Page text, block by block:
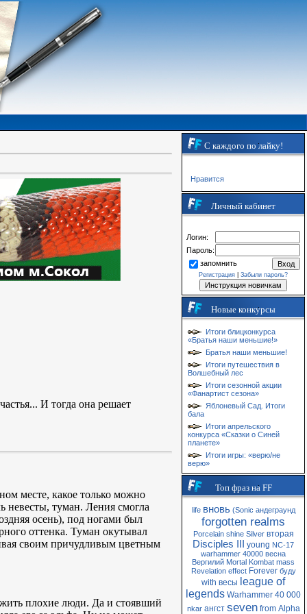
И тогда она решает
месте, какое только можно
невесты, туман. Ления смогла
осень), под ногами был
оттенка. Туман окутывал
своим причудливым цветным
жить плохие люди. Да и стоявший
С каждого по лайку!
Нравится
Личный кабинет
Логин:
Пароль:
запомнить
Регистрация Забыли пароль?
Новые конкурсы
Итоги блицконкурса
«Братья наши меньшие!»
Братья наши меньшие!
Итоги путешествия в
Волшебный лес
Итоги сезонной акции
«Фанартист сезона»
Яблоневый Сад. Итоги
бала
Итоги апрельского
конкурса «Сказки о Синей
планете»
Итоги игры: «верю/не
верю»
Топ фраз на FF
life вновь (Sonic андеграунд
forgotten realms
Porcelain shine Silver вторая
Disciples III young NC-17
warhammer 40000 весна
Вергилий Mortal Kombat mass
Revelation effect Forever буду
with весы league of
legends Warhammer 40 000
nkar ангст seven from Alpha